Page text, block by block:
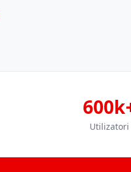
Utilizatori